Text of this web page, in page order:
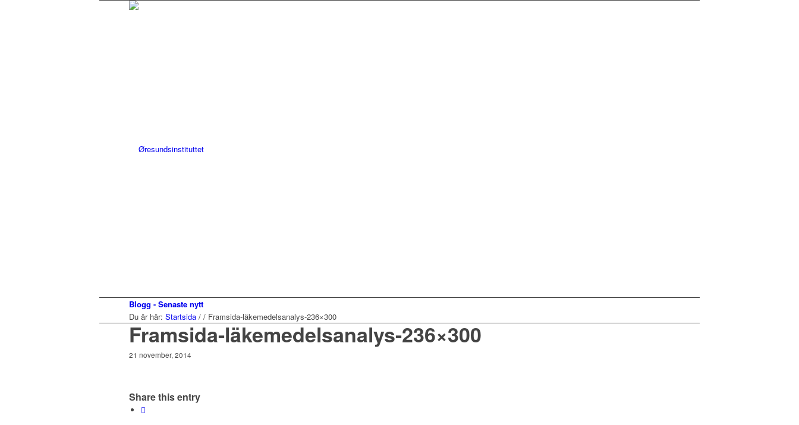
Blogg - Senaste nytt
Du är här: Startsida / / Framsida-läkemedelsanalys-236×300
Framsida-läkemedelsanalys-236×300
21 november, 2014
Share this entry